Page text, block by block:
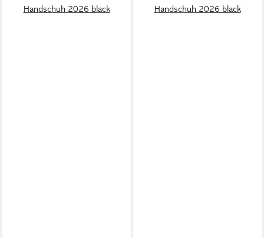
Handschuh 2026 black
Handschuh 2026 black